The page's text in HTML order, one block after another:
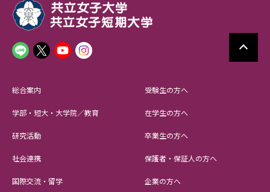
総合案内
学部・短大・大学院／教育
研究活動
社会連携
国際交流・留学
受験生の方へ
在学生の方へ
卒業生の方へ
保護者・保証人の方へ
企業の方へ